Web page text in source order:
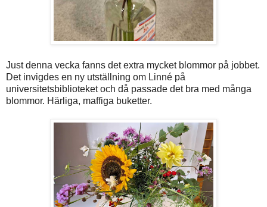
Just denna vecka fanns det extra mycket blommor på jobbet.
Det invigdes en ny utställning om Linné på
universitetsbiblioteket och då passade det bra med många
blommor. Härliga, maffiga buketter.